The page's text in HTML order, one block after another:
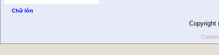
Chữ lớn
Copyright